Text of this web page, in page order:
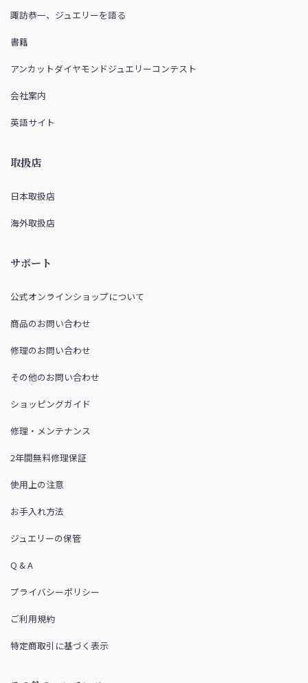
諏訪恭一、ジュエリーを語る
書籍
アンカットダイヤモンドジュエリーコンテスト
会社案内
英語サイト
取扱店
日本取扱店
海外取扱店
サポート
公式オンラインショップについて
商品のお問い合わせ
修理のお問い合わせ
その他のお問い合わせ
ショッピングガイド
修理・メンテナンス
2年間無料修理保証
使用上の注意
お手入れ方法
ジュエリーの保管
Q & A
プライバシーポリシー
ご利用規約
特定商取引に基づく表示